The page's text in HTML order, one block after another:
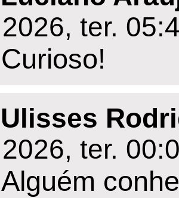
2026, ter.
Curioso!
Ulisses
2026, ter.
Alguém